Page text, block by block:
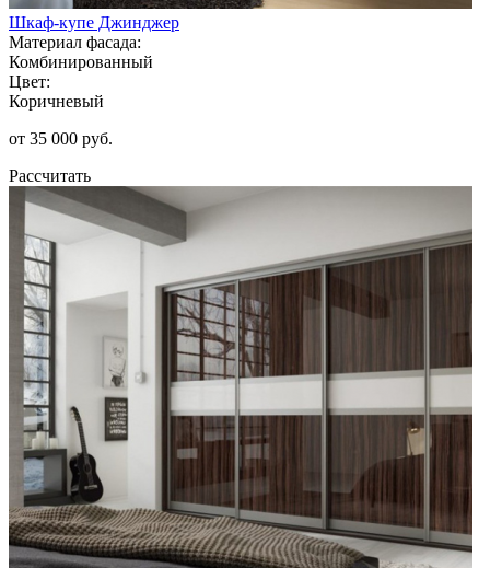
Шкаф-купе Джинджер
Материал фасада:
Комбинированный
Цвет:
Коричневый
от 35 000 руб.
Рассчитать